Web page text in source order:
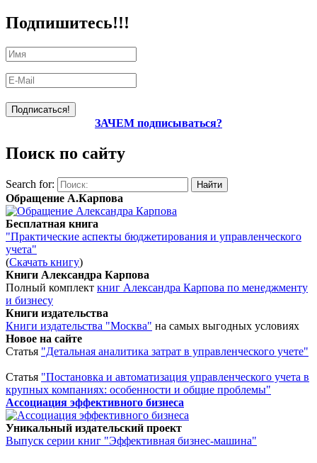
Подпишитесь!!!
ЗАЧЕМ подписываться?
Поиск по сайту
Search for:
Обращение А.Карпова
Бесплатная книга
"Практические аспекты бюджетирования и управленческого
учета"
(Скачать книгу)
Книги Александра Карпова
Полный комплект книг Александра Карпова по менеджменту
и бизнесу
Книги издательства
Книги издательства "Москва" на самых выгодных условиях
Новое на сайте
Статья "Детальная аналитика затрат в управленческого учете"
Статья "Постановка и автоматизация управленческого учета в
крупных компаниях: особенности и общие проблемы"
Ассоциация эффективного бизнеса
Уникальный издательский проект
Выпуск серии книг "Эффективная бизнес-машина"